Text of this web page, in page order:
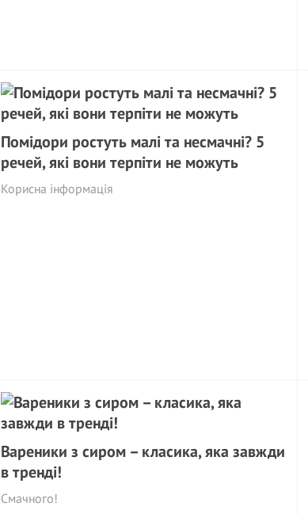
Помідори ростуть малі та несмачні? 5
речей, які вони терпіти не можуть
Корисна інформація
Вареники з сиром – класика, яка завжди
в тренді!
Смачного!